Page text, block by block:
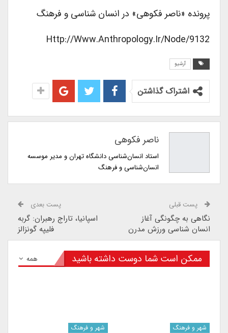
پرونده «ناصر فکوهی» در انسان شناسی و فرهنگ
Http://www.anthropology.ir/node/9132
آرشیو
اشتراک گذاشتن
ناصر فکوهی
استاد انسان‌شناسی دانشگاه تهران و مدیر موسسه
انسان‌شناسی و فرهنگ
پست قبلی
نگاهی به چگونگی آغاز
انسان شناسی ورزش مدرن
پست بعدی
اسپانیا، تاراج رهبران: گربه
فلیپه گونزالز
همه ممکن است شما دوست داشته باشید
شهر و فرهنگ شهر و فرهنگ